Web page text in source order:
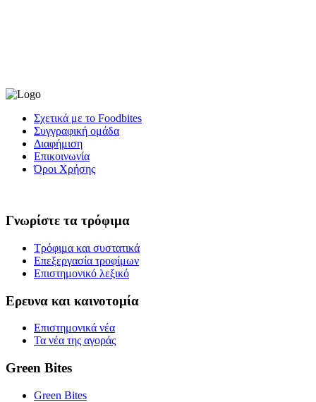
Σχετικά με το Foodbites
Συγγραφική ομάδα
Διαφήμιση
Επικοινωνία
Όροι Χρήσης
Γνωρίστε τα τρόφιμα
Τρόφιμα και συστατικά
Επεξεργασία τροφίμων
Επιστημονικό λεξικό
Ερευνα και καινοτομία
Επιστημονικά νέα
Τα νέα της αγοράς
Green Bites
Green Bites